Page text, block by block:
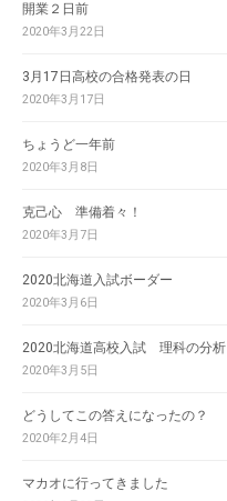
開業２日前
2020年3月22日
3月17日高校の合格発表の日
2020年3月17日
ちょうど一年前
2020年3月8日
克己心 準備着々！
2020年3月7日
2020北海道入試ボーダー
2020年3月6日
2020北海道高校入試 理科の分析
2020年3月5日
どうしてこの答えになったの？
2020年2月4日
マカオに行ってきました